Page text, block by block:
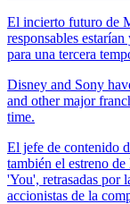
El incierto futuro de
responsables
para una tercera
Disney and Sony
and other major
time.
El jefe de contenido
también el estreno
'You', retrasadas por
accionistas de la